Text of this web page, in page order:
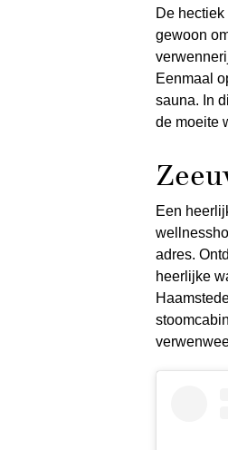
De
gewoon
Eenmaal
sauna. In
de moeite
Een
adres.
heerlijke